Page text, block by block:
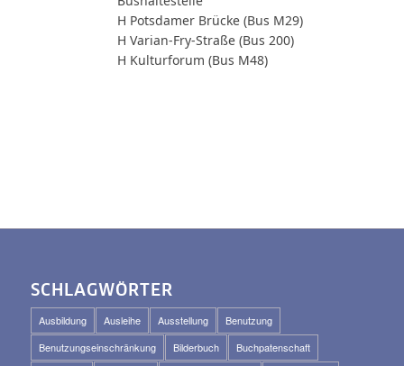
H Potsdamer Brücke (Bus M29)
H Varian-Fry-Straße (Bus 200)
H Kulturforum (Bus M48)
SCHLAGWÖRTER
Ausbildung Ausleihe Ausstellung
Benutzung
Benutzungseinschränkung
Bilderbuch
Buchpatenschaft